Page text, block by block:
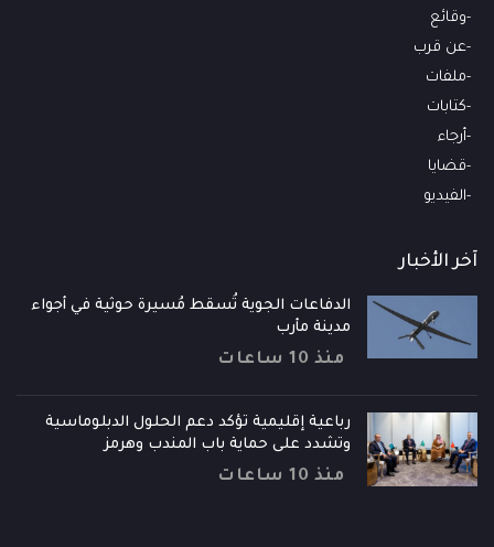
وقائع
عن قرب
ملفات
كتابات
أرجاء
قضايا
الفيديو
آخر الأخبار
الدفاعات الجوية تُسقط مُسيرة حوثية في أجواء
مدينة مأرب
منذ 10 ساعات
رباعية إقليمية تؤكد دعم الحلول الدبلوماسية
وتشدد على حماية باب المندب وهرمز
منذ 10 ساعات